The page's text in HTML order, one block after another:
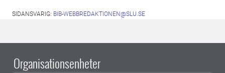
SIDANSVARIG: BIB-WEBBREDAKTIONEN@SLU.SE
Organisationsenheter